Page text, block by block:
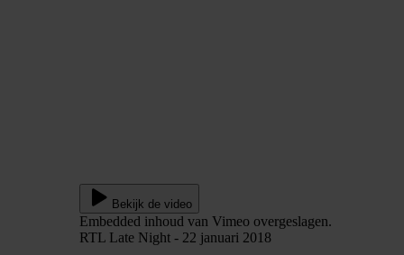
Bekijk de video
Embedded inhoud van Vimeo overgeslagen.
RTL Late Night - 22 januari 2018